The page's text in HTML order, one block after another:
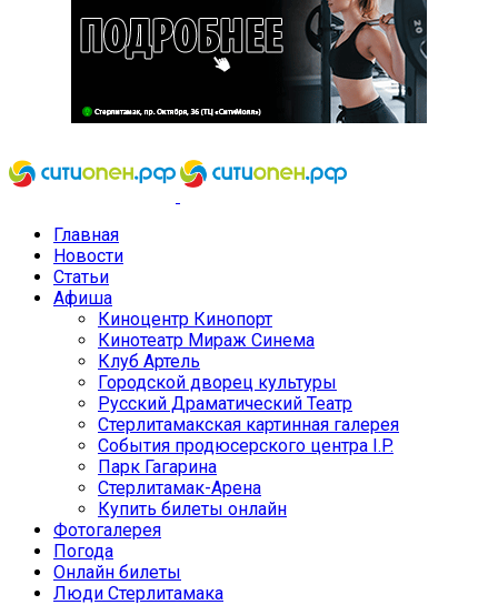
Главная
Новости
Статьи
Афиша
Киноцентр Кинопорт
Кинотеатр Мираж Синема
Клуб Артель
Городской дворец культуры
Русский Драматический Театр
Стерлитамакская картинная галерея
События продюсерского центра I.P.
Парк Гагарина
Стерлитамак-Арена
Купить билеты онлайн
Фотогалерея
Погода
Онлайн билеты
Люди Стерлитамака